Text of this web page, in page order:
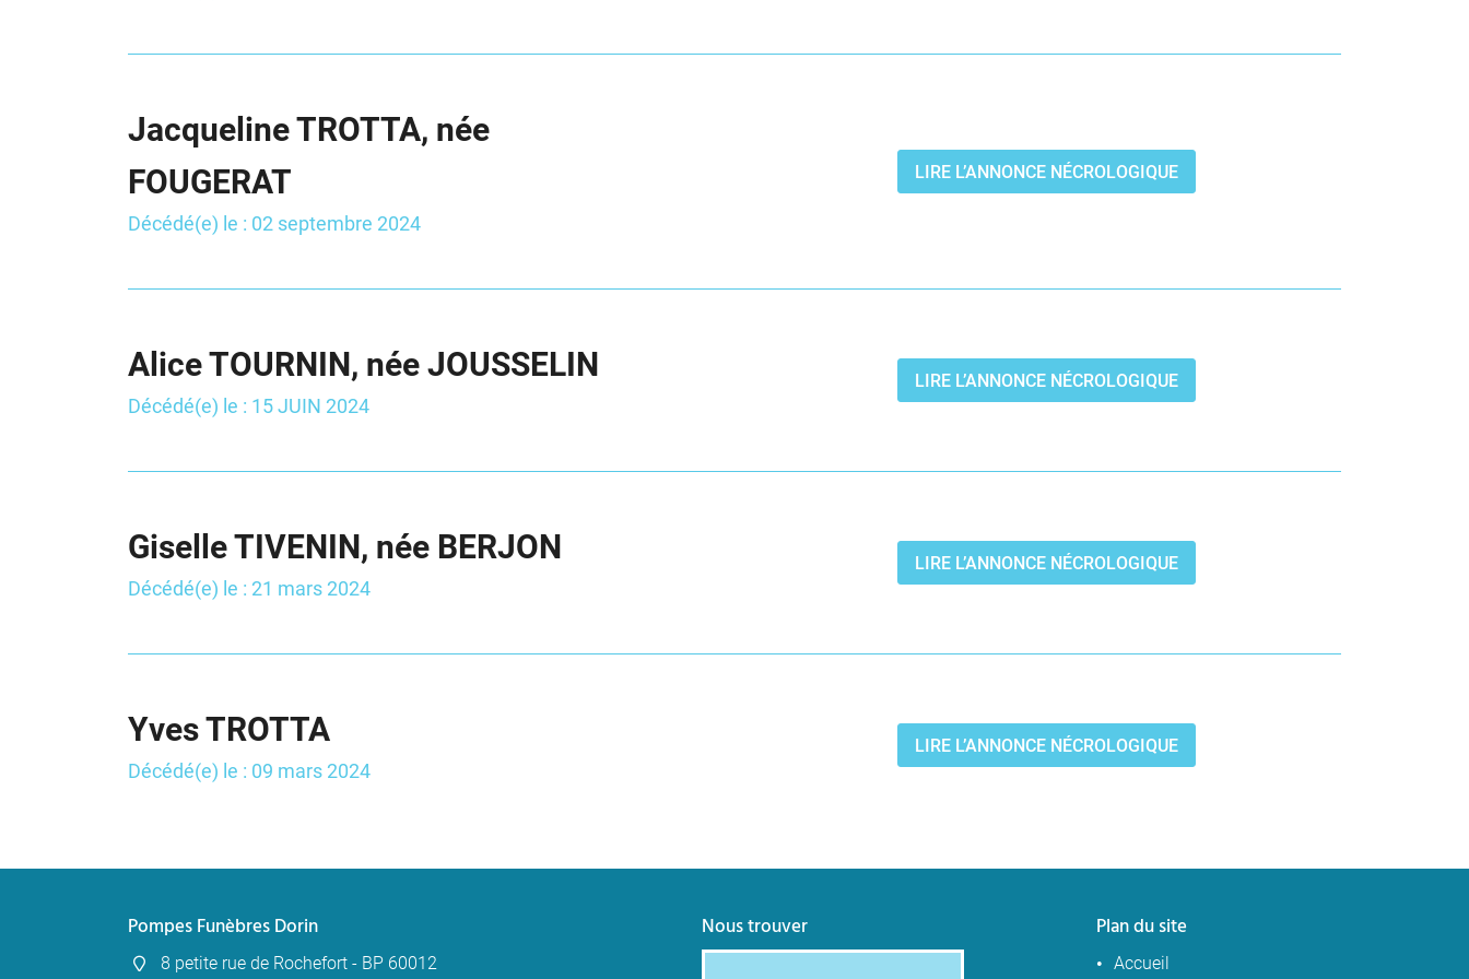
Jacqueline TROTTA, née
FOUGERAT
Décédé(e) le : 02 septembre 2024
LIRE L’ANNONCE NÉCROLOGIQUE
Alice TOURNIN, née JOUSSELIN
Décédé(e) le : 15 JUIN 2024
LIRE L’ANNONCE NÉCROLOGIQUE
Giselle TIVENIN, née BERJON
Décédé(e) le : 21 mars 2024
LIRE L’ANNONCE NÉCROLOGIQUE
Yves TROTTA
Décédé(e) le : 09 mars 2024
LIRE L’ANNONCE NÉCROLOGIQUE
Pompes Funèbres Dorin
8 petite rue de Rochefort - BP 60012
Nous trouver Plan du site
Accueil